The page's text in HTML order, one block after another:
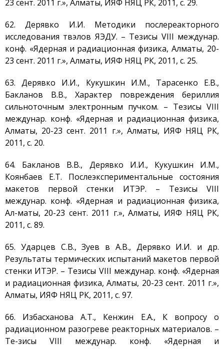
23 сент. 2011 г.», Алматы, ИЯФ НЯЦ РК, 2011, с. 29.
62. Дерявко И.И. Методики послереакторного
исследования твэлов ЯЭДУ. – Тезисы VIII междунар.
конф. «Ядерная и радиационная физика, Алматы, 20-
23 сент. 2011 г.», Алматы, ИЯФ НЯЦ РК, 2011, с. 25.
63. Дерявко И.И., Кукушкин И.М., Тарасенко Е.В.,
Бакланов В.В., Характер повреждения бериллия
сильноточным электронным пучком. – Тезисы VIII
междунар. конф. «Ядерная и радиационная физика,
Алматы, 20-23 сент. 2011 г.», Алматы, ИЯФ НЯЦ РК,
2011, с. 20.
64. Бакланов В.В., Дерявко И.И., Кукушкин И.М.,
Коянбаев Е.Т. Послеэкспериментальные состояния
макетов первой стенки ИТЭР. – Тезисы VIII
междунар. конф. «Ядерная и радиационная физика,
Ал-маты, 20-23 сент. 2011 г.», Алматы, ИЯФ НЯЦ РК,
2011, с. 89.
65. Ударцев С.В., Зуев в А.В., Дерявко И.И. и др.
Результаты термических испытаний макетов первой
стенки ИТЭР. – Тезисы VIII междунар. конф. «Ядерная
и радиационная физика, Алматы, 20-23 сент. 2011 г.»,
Алматы, ИЯФ НЯЦ РК, 2011, с. 97.
66. Избасханова А.Т., Кенжин Е.А., К вопросу о
радиационном разогреве реакторных материалов. –
Те-зисы VIII междунар. конф. «Ядерная и